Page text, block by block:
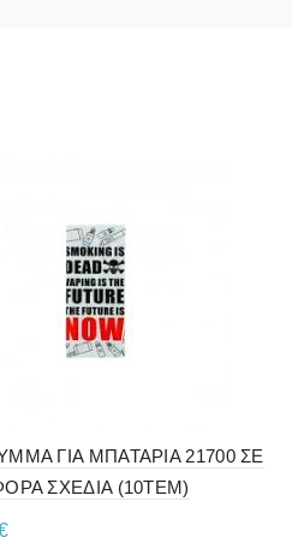
ΓΙΑ ΜΠΑΤΑΡΙΑ 21700 ΣΕ
ΣΧΕΔΙΑ (10ΤΕΜ)